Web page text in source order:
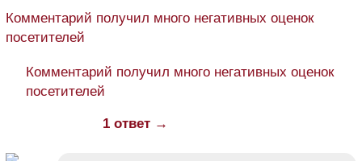
Комментарий получил много негативных оценок
посетителей
Комментарий получил много негативных оценок
посетителей
1 ответ →